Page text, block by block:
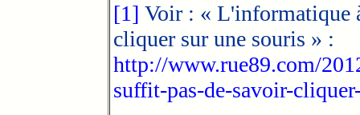
[1] Voir : « L'informatique
cliquer sur une souris » :
http://www.rue89.com/
suffit-pas-de-savoir-